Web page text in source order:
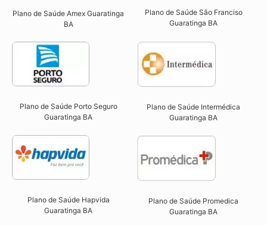
Plano de Saúde Amex Guaratinga
BA
Plano de Saúde São Franciso
Guaratinga BA​
Plano de Saúde Porto Seguro
Guaratinga BA​
Plano de Saúde Intermédica
Guaratinga BA​
Plano de Saúde Hapvida
Guaratinga BA​
Plano de Saúde Promedica
Guaratinga BA